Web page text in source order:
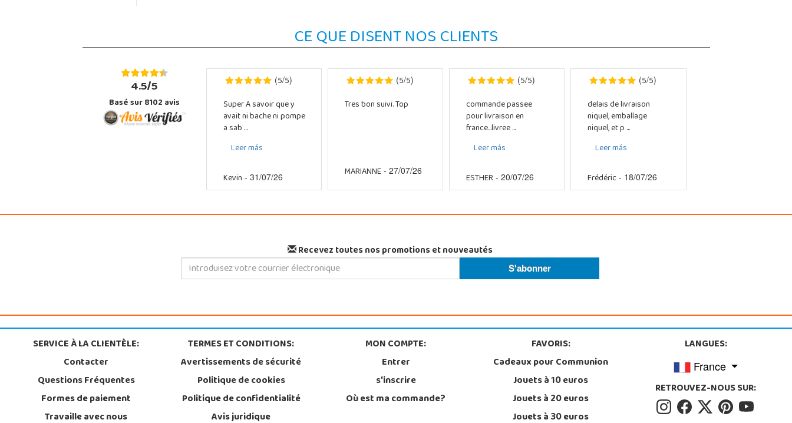
CE QUE DISENT NOS CLIENTS
4.5/5
Basé sur 8102 avis
(5/5)
Super A savoir que y
avait ni bache ni pompe
a sab ...
Leer más
Kevin - 31/07/26
(5/5)
Tres bon suivi. Top
MARIANNE- 27/07/26
(5/5)
commande passee
pour livraison en
france...livree ...
Leer más
ESTHER- 20/07/26
(5/5)
delais de livraison
niquel, emballage
niquel, et p ...
Leer más
Frédéric- 18/07/26
Recevez toutes nos promotions et nouveautés
SERVICE À LA CLIENTÈLE:
Contacter
Questions Fréquentes
Formes de paiement
Travaille avec nous
TERMES ET CONDITIONS:
Avertissements de sécurité
Politique de cookies
Politique de confidentialité
Avis juridique
MON COMPTE:
Entrer
s'inscrire
Où est ma commande?
FAVORIS:
Cadeaux pour Communion
Jouets à 10 euros
Jouets à 20 euros
Jouets à 30 euros
LANGUES:
France
RETROUVEZ-NOUS SUR: